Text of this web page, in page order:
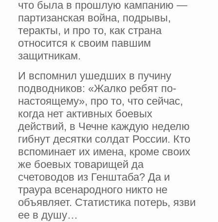
что была в прошлую кампанию —
партизанская война, подрывы,
теракты, и про то, как страна
относится к своим павшим
защитникам.
И вспомнил ушедших в пучину
подводников: «Жалко ребят по-
настоящему», про то, что сей­час,
когда нет активных боевых
действий, в Че­чне каждую неделю
гибнут десятки солдат Рос­сии. Кто
вспоминает их имена, кроме своих
же боевых товарищей да
счетоводов из Геншта­ба? Да и
траура всенародного никто не
объяв­ляет. Статистика потерь, язви
ее в душу…